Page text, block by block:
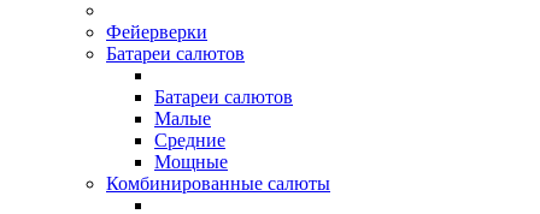
Фейерверки
Батареи салютов
Батареи салютов
Малые
Средние
Мощные
Комбинированные салюты